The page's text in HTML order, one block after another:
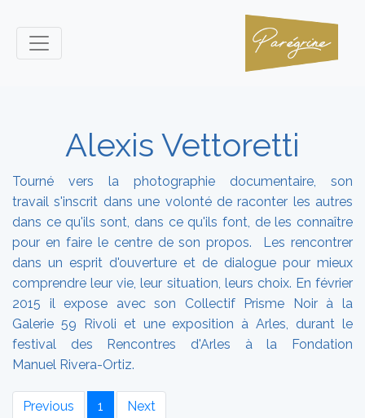
Alexis Vettoretti
Tourné vers la photographie documentaire, son
travail s'inscrit dans une volonté de raconter les autres
dans ce qu'ils sont, dans ce qu'ils font, de les connaître
pour en faire le centre de son propos. Les rencontrer
dans un esprit d'ouverture et de dialogue pour mieux
comprendre leur vie, leur situation, leurs choix. En février
2015 il expose avec son Collectif Prisme Noir à la
Galerie 59 Rivoli et une exposition à Arles, durant le
festival des Rencontres d'Arles à la Fondation
Manuel Rivera-Ortiz.
Previous 1 Next